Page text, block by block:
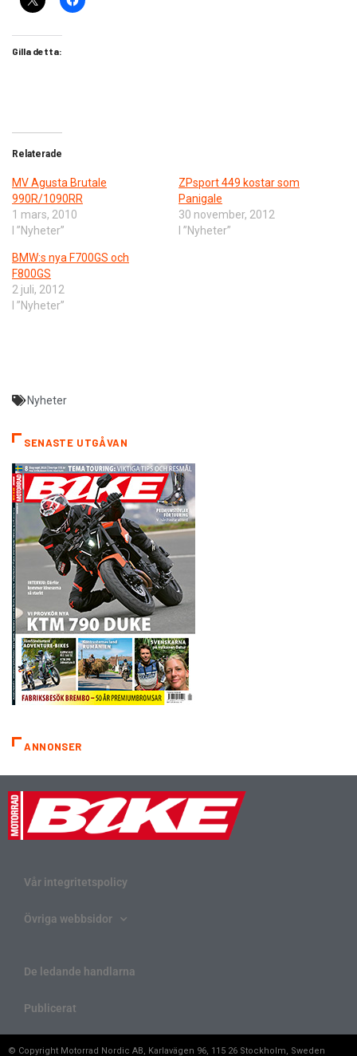
Gilla detta:
Relaterade
MV Agusta Brutale
990R/1090RR
1 mars, 2010
I ”Nyheter”
ZPsport 449 kostar som
Panigale
30 november, 2012
I ”Nyheter”
BMW:s nya F700GS och
F800GS
2 juli, 2012
I ”Nyheter”
Nyheter
SENASTE UTGÅVAN
ANNONSER
Vår integritetspolicy
Övriga webbsidor
De ledande handlarna
Publicerat
© Copyright Motorrad Nordic AB, Karlavägen 96, 115 26 Stockholm, Sweden